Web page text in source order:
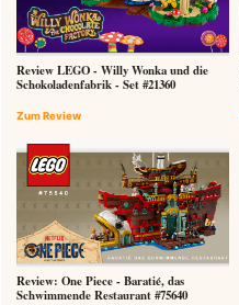
Review LEGO - Willy Wonka und die
Schokoladenfabrik - Set #21360
Zum Review
Review: One Piece - Baratié, das
Schwimmende Restaurant #75640